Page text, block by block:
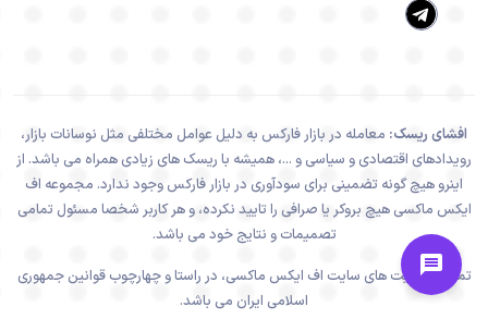
افشای ریسک: معامله در بازار فارکس به دلیل عوامل مختلفی مثل نوسانات بازار،
رویدادهای اقتصادی و سیاسی و ...، همیشه با ریسک های زیادی همراه می باشد. از
اینرو هیچ گونه تضمینی برای سودآوری در بازار فارکس وجود ندارد. مجموعه اف
ایکس ماکسی هیچ بروکر یا صرافی را تایید نکرده، و هر کاربر شخصا مسئول تمامی
تصمیمات و نتایج خود می باشد.
تمامی فعالیت های سایت اف ایکس ماکسی، در راستا و چهارچوب قوانین جمهوری
اسلامی ایران می باشد.